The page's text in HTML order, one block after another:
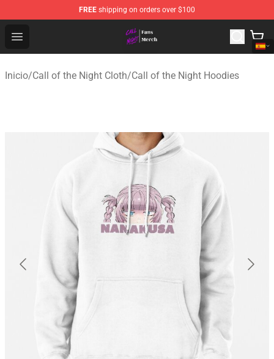
FREE shipping on orders over $100
Open menu
Call of the Night Store - Official Call of the Night
Inicio/Call of the Night Cloth/Call of the Night Hoodies